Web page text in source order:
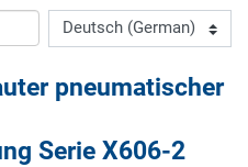
pneumatischer
Serie X606-2